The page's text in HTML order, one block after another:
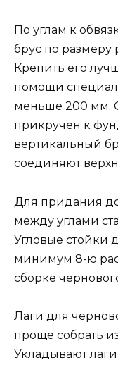
По углам к
брус по
Крепить его
помощи
меньше 200 мм.
прикручен к
вертикальный
соединяют
Для придания
между углами
Угловые стойки
минимум 8-ю
сборке
Лаги для
проще собрать
Укладывают